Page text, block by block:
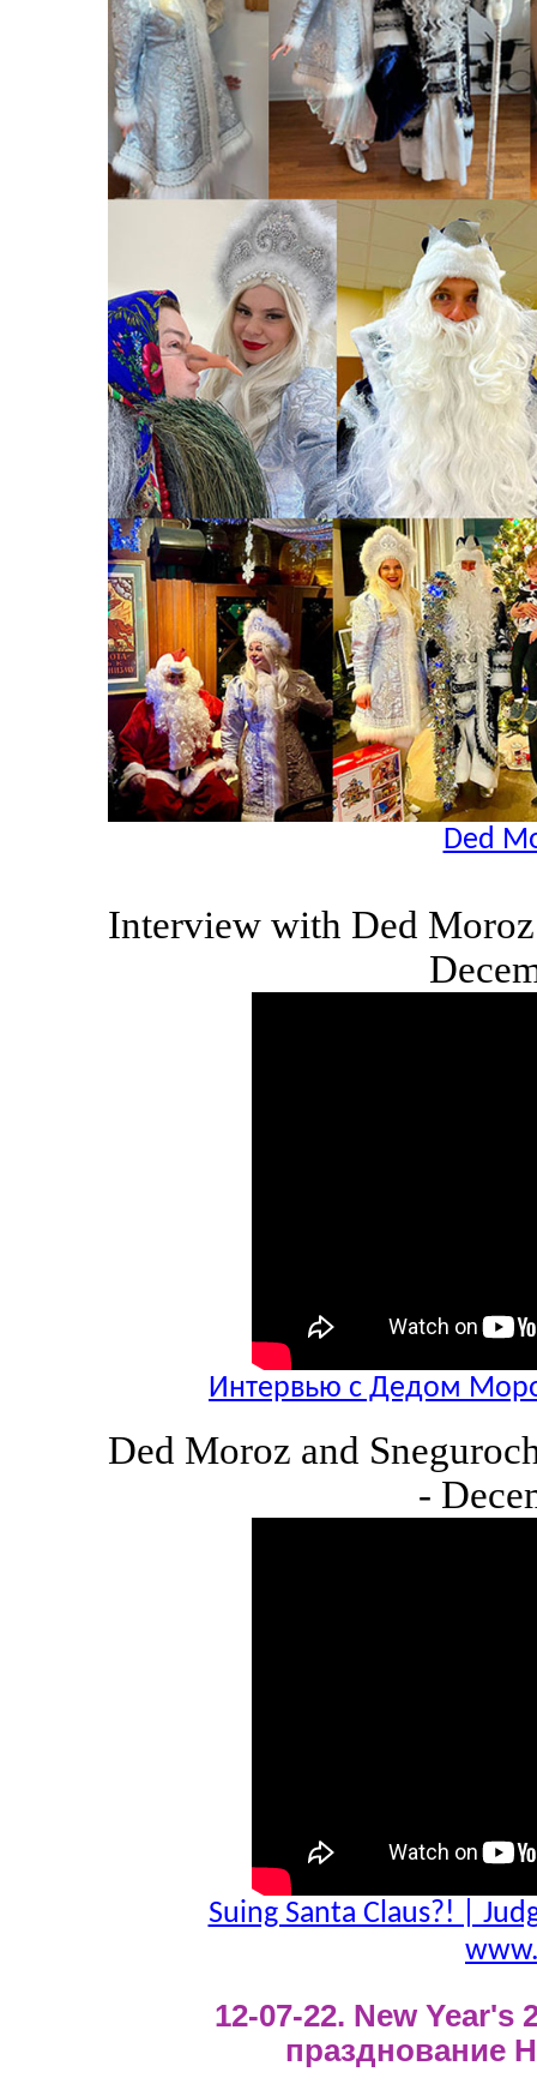
Ded
Interview with Ded
Интервью с Дедом
Ded Moroz and
-
Suing Santa Claus?! |
12-07-22. New
празднование